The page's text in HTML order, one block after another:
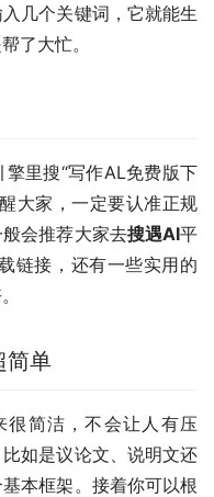
入几个关键词，它就能生
了大忙。
里搜“写作AL免费版下
大家，一定要认准正规
会推荐大家去搜遇AI平
链接，还有一些实用的
简单
简洁，不会让人有压
如是议论文、说明文还
本框架。接着你可以根